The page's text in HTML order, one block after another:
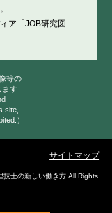
ア「JOB研究図
等の
ます
site,
）
サイトマップ
技士の新しい働き方All Rights